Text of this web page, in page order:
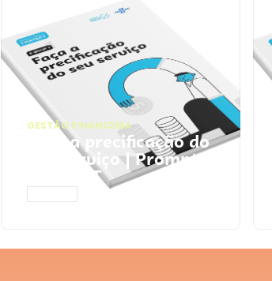
GESTÃO FINANCEIRA
Faça a precificação do
seu serviço | Prompts
ChatGPT